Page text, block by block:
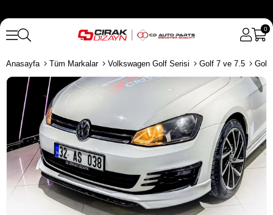
0
Anasayfa Tüm Markalar Volkswagen Golf Serisi Golf 7 ve 7.5 Golf